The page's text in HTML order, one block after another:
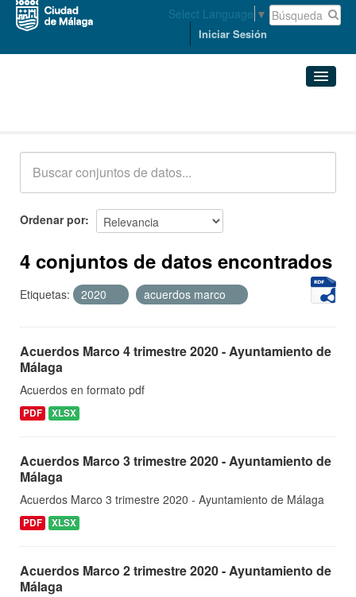
Select Language ▼
Iniciar Sesión
Acerca de
Ordenar por
4 conjuntos de datos encontrados
Etiquetas: 2020 acuerdos marco
Acuerdos Marco 4 trimestre 2020 - Ayuntamiento de
Málaga
Acuerdos en formato pdf
PDF XLSX
Acuerdos Marco 3 trimestre 2020 - Ayuntamiento de
Málaga
Acuerdos Marco 3 trimestre 2020 - Ayuntamiento de Málaga
PDF XLSX
Acuerdos Marco 2 trimestre 2020 - Ayuntamiento de
Málaga